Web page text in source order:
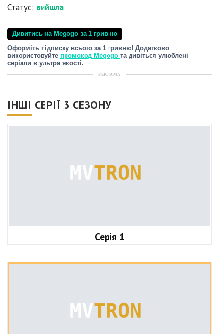
Статус: вийшла
Дивитись на Megogo за 1 гривню
Оформіть підписку всього за 1 гривню! Додатково
використовуйте промокод Megogo та дивіться улюблені
серіали в ультра якості.
РЕКЛАМА
ІНШІ СЕРІЇ 3 СЕЗОНУ
Серія 1